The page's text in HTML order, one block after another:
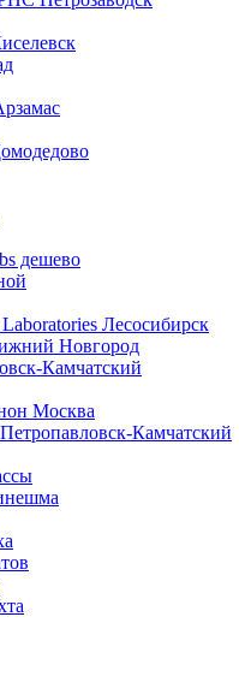
дешево
Лесосибирск
Новгород
Камчатский
Москва
Камчатский